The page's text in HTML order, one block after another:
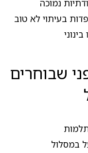
נמוכה
בעיתוי לא טוב
שבוחרים
במסלול